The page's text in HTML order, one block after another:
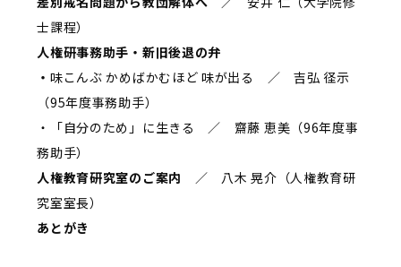
士課程）
人権研事務助手・新旧後退の弁
・ 味こんぶ かめばかむほど 味が出る ／ 吉弘 径示
（95年度事務助手）
・「自分のため」に生きる ／ 齋藤 恵美（96年度事
務助手）
人権教育研究室のご案内 ／ 八木 晃介（人権教育研
究室室長）
あとがき